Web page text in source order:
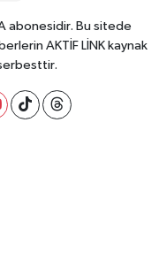
abonesidir. Bu sitede
AKTİF LİNK kaynak